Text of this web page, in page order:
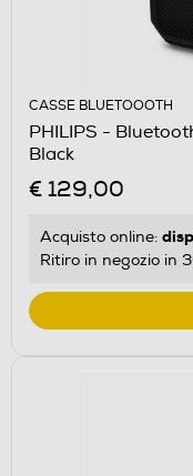
CASSE BLUETOOOTH
PHILIPS -
Black
€ 129,00
Acquisto online:
Ritiro in negozio in